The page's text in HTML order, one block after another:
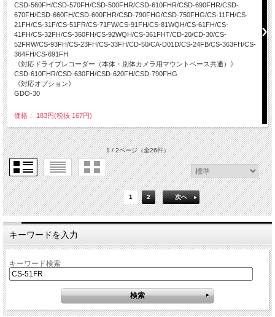
CSD-560FH/CSD-570FH/CSD-500FHR/CSD-610FHR/CSD-690FHR/CSD-
670FH/CSD-660FH/CSD-600FHR/CSD-790FHG/CSD-750FHG/CS-11FH/CS-
21FH/CS-31F/CS-51FR/CS-71FW/CS-91FH/CS-81WQH/CS-61FH/CS-
41FH/CS-32FH/CS-360FH/CS-92WQH/CS-361FHT/CD-20/CD-30/CS-
52FRW/CS-93FH/CS-23FH/CS-33FH/CD-50/CA-D01D/CS-24FB/CS-363FH/CS-
364FH/CS-691FH
《対応ドライブレコーダー（本体・別体カメラ用マウントベース共通）》
CSD-610FHR/CSD-630FH/CSD-620FH/CSD-790FHG
《対応オプション》
GDO-30
価格： 183円(税抜 167円)
1 / 2ページ（全26件）
1 2 次へ
キーワードを入力
キーワード検索